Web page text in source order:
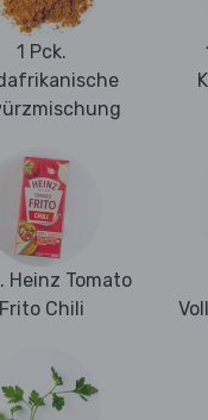
1 Pck.
Heinz Tomato
Frito Chili